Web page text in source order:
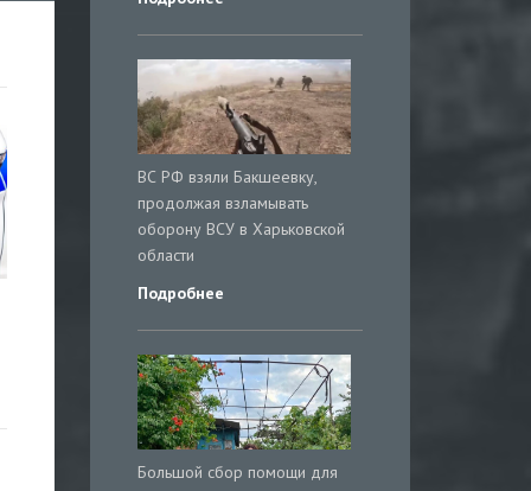
ВС РФ взяли Бакшеевку,
продолжая взламывать
оборону ВСУ в Харьковской
области
Подробнее
Большой сбор помощи для